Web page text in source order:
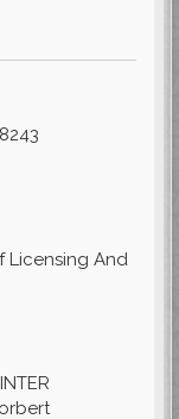
Licensing And